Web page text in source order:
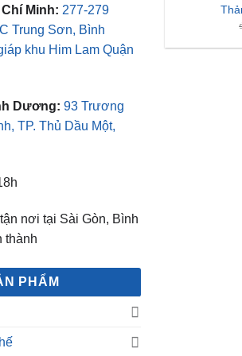
Minh: 277-279
Trung Sơn, Bình
khu Him Lam Quận
Dương: 93 Trương
TP. Thủ Dầu Một,
nơi tại Sài Gòn, Bình
thành
PHẨM